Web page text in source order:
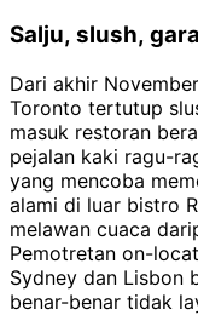
Salju, slush,
Dari akhir
Toronto tertutup
masuk restoran
pejalan kaki ragu-
yang mencoba
alami di luar bistro
melawan cuaca
Pemotretan on-
Sydney dan Lisbon
benar-benar tidak